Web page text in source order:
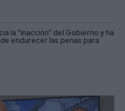
la “inacción” del Gobierno y ha
endurecer las penas para